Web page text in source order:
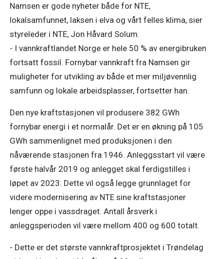
Namsen er gode nyheter både for NTE,
lokalsamfunnet, laksen i elva og vårt felles klima, sier
styreleder i NTE, Jon Håvard Solum.
- I vannkraftlandet Norge er hele 50 % av energibruken
fortsatt fossil. Fornybar vannkraft fra Namsen gir
muligheter for utvikling av både et mer miljøvennlig
samfunn og lokale arbeidsplasser, fortsetter han.
Den nye kraftstasjonen vil produsere 382 GWh
fornybar energi i et normalår. Det er en økning på 105
GWh sammenlignet med produksjonen i den
nåværende stasjonen fra 1946. Anleggsstart vil være
første halvår 2019 og anlegget skal ferdigstilles i
løpet av 2023. Dette vil også legge grunnlaget for
videre modernisering av NTE sine kraftstasjoner
lenger oppe i vassdraget. Antall årsverk i
anleggsperioden vil være mellom 400 og 600 totalt.
- Dette er det største vannkraftprosjektet i Trøndelag